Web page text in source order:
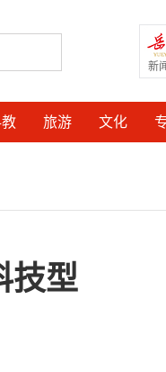
新
旅游 文化
技型